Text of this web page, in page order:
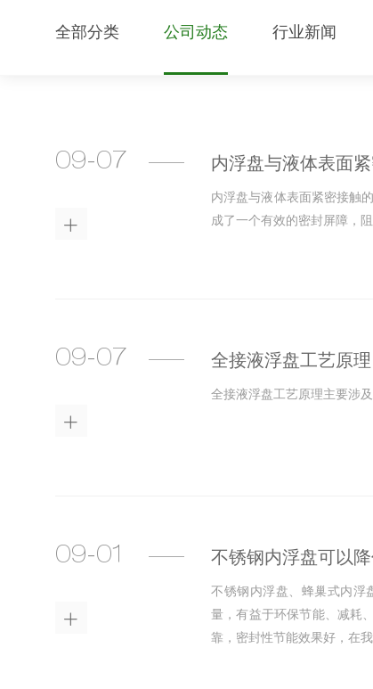
全部分类 公司动态 行业新闻
09-07

内浮盘与液体表面
内浮盘与液体表面紧密接触
成了一个有效的密封屏障，
09-07

全接液浮盘工艺原理
全接液浮盘工艺原理主要涉
09-01

不锈钢内浮盘可以
不锈钢内浮盘、蜂巢式内浮
量，有益于环保节能、减耗
靠，密封性节能效果好，在